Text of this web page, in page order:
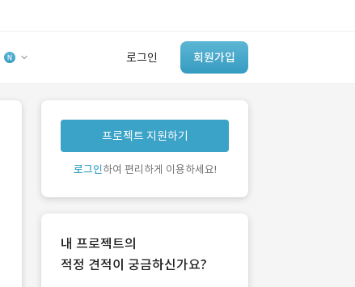
로그인 회원가입
유사사례 검색 AI
‘이런 거’ 만들어본
개발 회사 있어?
프로젝트 지원하기
로그인하여 편리하게 이용하세요!
내 프로젝트의
적정 견적이 궁금하신가요?